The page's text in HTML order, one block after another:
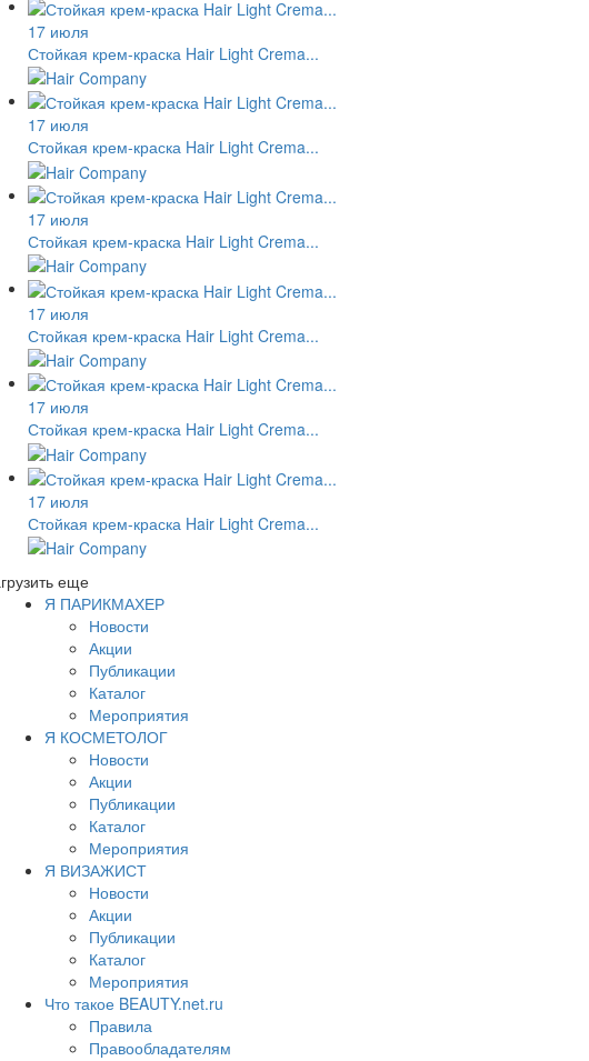
17 июля
Стойкая крем-краска Hair Light Crema...
17 июля
Стойкая крем-краска Hair Light Crema...
17 июля
Стойкая крем-краска Hair Light Crema...
17 июля
Стойкая крем-краска Hair Light Crema...
17 июля
Стойкая крем-краска Hair Light Crema...
17 июля
Стойкая крем-краска Hair Light Crema...
еще
Я ПАРИКМАХЕР
Новости
Акции
Публикации
Каталог
Мероприятия
Я КОСМЕТОЛОГ
Новости
Акции
Публикации
Каталог
Мероприятия
Я ВИЗАЖИСТ
Новости
Акции
Публикации
Каталог
Мероприятия
Что такое BEAUTY.net.ru
Правила
Правообладателям